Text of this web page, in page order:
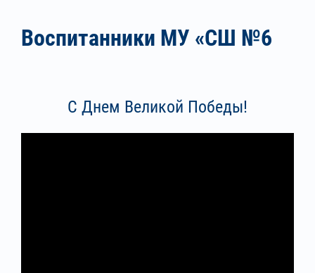
Воспитанники МУ «СШ №6
С Днем Великой Победы!